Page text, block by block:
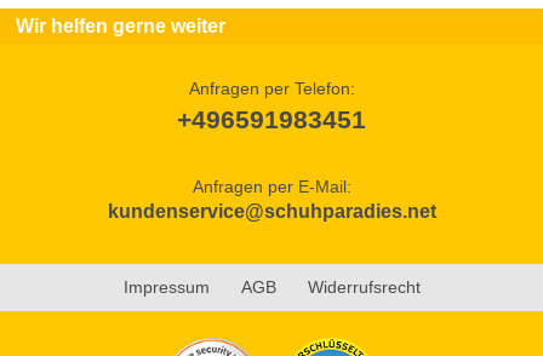
Wir helfen gerne weiter
Anfragen per Telefon:
+496591983451
Anfragen per E-Mail:
kundenservice@schuhparadies.net
Impressum AGB Widerrufsrecht